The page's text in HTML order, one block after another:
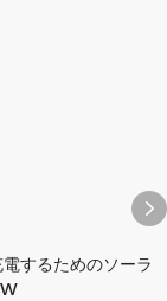
するためのソーラ